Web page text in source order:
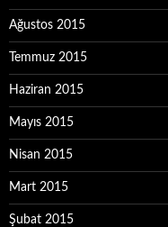
Ağustos 2015
Temmuz 2015
Haziran 2015
Mayıs 2015
Nisan 2015
Mart 2015
Şubat 2015